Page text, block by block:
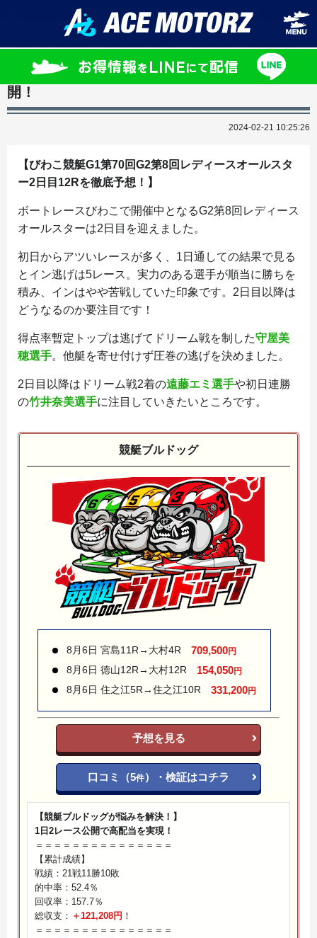
コラム一覧 【02/21 びわこ競艇予想】G2第8回レディース
【02/21 びわこ競艇予想】G2第8回レディース
オールスター2日目(2024) 12Rの買い目を大公
開！
2024-02-21 10:25:26
【びわこ競艇G1第70回G2第8回レディースオールスタ
ー2日目12Rを徹底予想！】
ボートレースびわこで開催中となるG2第8回レディース
オールスターは2日目を迎えました。
初日からアツいレースが多く、1日通しての結果で見る
とイン逃げは5レース。実力のある選手が順当に勝ちを
積み、インはやや苦戦していた印象です。2日目以降は
どうなるのか要注目です！
得点率暫定トップは逃げてドリーム戦を制した守屋美
穂選手。他艇を寄せ付けず圧巻の逃げを決めました。
2日目以降はドリーム戦2着の遠藤エミ選手や初日連勝
の竹井奈美選手に注目していきたいところです。
競艇ブルドッグ
8月6日 宮島11R→大村4R 709,500円
8月6日 徳山12R→大村12R 154,050円
8月6日 住之江5R→住之江10R 331,200円
予想を見る
口コミ（5件）・検証はコチラ
【競艇ブルドッグが悩みを解決！】
1日2レース公開で高配当を実現！
＝＝＝＝＝＝＝＝＝＝＝＝＝＝＝
【累計成績】
戦績：21戦11勝10敗
的中率：52.4％
回収率：157.7％
総収支： ＋121,208円 ！
＝＝＝＝＝＝＝＝＝＝＝＝＝＝＝